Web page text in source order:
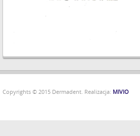
Copyrights © 2015 Dermadent. Realizacja: MIVIO